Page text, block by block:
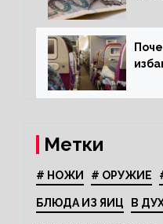
Метки
# НОЖИ # ОРУЖИЕ
БЛЮДА ИЗ ЯИЦ В